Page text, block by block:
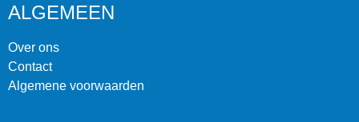
ALGEMEEN
Over ons
Contact
Algemene voorwaarden